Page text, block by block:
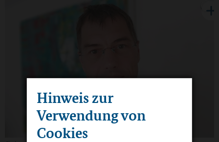
Hinweis zur
Verwendung von
Cookies